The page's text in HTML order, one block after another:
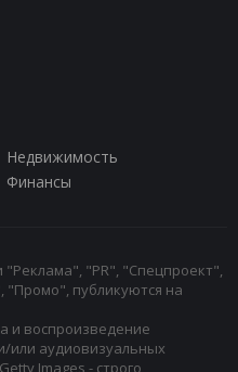
Недвижимость
Финансы
"PR", "Спецпроект",
"Промо", публикуются на
и воспроизведение
или аудиовизуальных
Images - строго